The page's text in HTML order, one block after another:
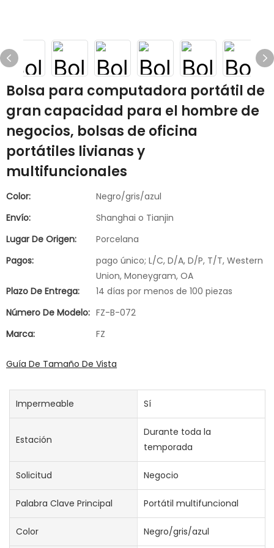
Bolsa para computadora portátil de
gran capacidad para el hombre de
negocios, bolsas de oficina
portátiles livianas y
multifuncionales
Color:
Negro/gris/azul
Envío:
Shanghai o Tianjin
Lugar De Origen:
Porcelana
Pagos:
pago único; L/C, D/A, D/P, T/T, Western
Union, Moneygram, OA
Plazo De Entrega:
14 días por menos de 100 piezas
Número De Modelo: FZ-B-072
Marca:
FZ
Guía De Tamaño De Vista
Impermeable Sí
Estación
Durante toda la
temporada
Solicitud Negocio
Palabra Clave Principal Portátil multifuncional
Color Negro/gris/azul